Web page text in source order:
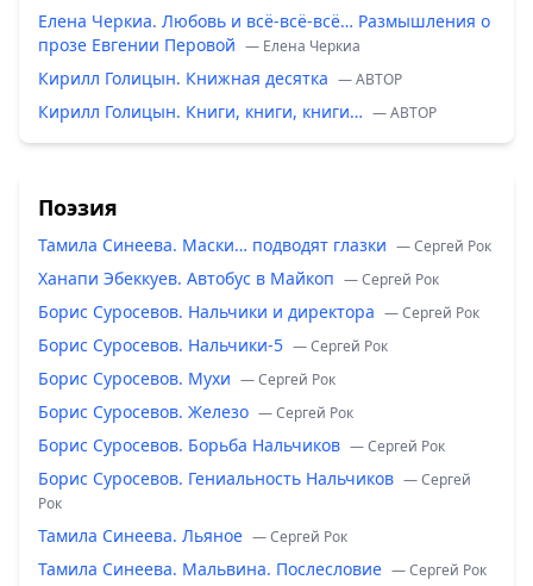
Елена Черкиа. Любовь и всё-всё-всё… Размышления о
прозе Евгении Перовой — Елена Черкиа
Кирилл Голицын. Книжная десятка — ABTOP
Кирилл Голицын. Книги, книги, книги… — ABTOP
Поэзия
Тамила Синеева. Маски… подводят глазки — Сергей Рок
Ханапи Эбеккуев. Автобус в Майкоп — Сергей Рок
Борис Суросевов. Нальчики и директора — Сергей Рок
Борис Суросевов. Нальчики-5 — Сергей Рок
Борис Суросевов. Мухи — Сергей Рок
Борис Суросевов. Железо — Сергей Рок
Борис Суросевов. Борьба Нальчиков — Сергей Рок
Борис Суросевов. Гениальность Нальчиков — Сергей
Рок
Тамила Синеева. Льяное — Сергей Рок
Тамила Синеева. Мальвина. Послесловие — Сергей Рок